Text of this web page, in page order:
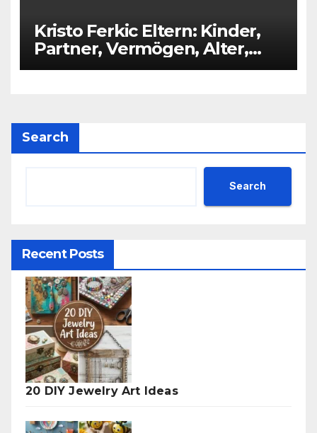
Kristo Ferkic Eltern: Kinder,
Partner, Vermögen, Alter,
Größe
Search
Search
Recent Posts
20 DIY Jewelry Art Ideas